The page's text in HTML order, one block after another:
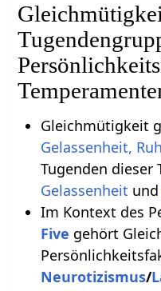
Gleichmütigkeit
Gelassenheit,
Tugenden dieser
Gelassenheit und
Im Kontext des
Five gehört
Neurotizismus/